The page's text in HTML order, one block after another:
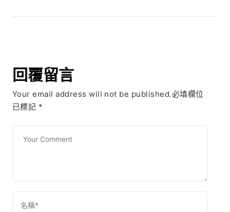
回覆留言
Your email address will not be published.必填欄位
已標記 *